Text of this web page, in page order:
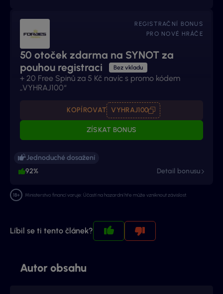
REGISTRAČNÍ BONUS
PRO NOVÉ HRÁČE
50 otoček zdarma na SYNOT za
pouhou registraci
Bez vkladu
+ 20 Free Spinů za 5 Kč navíc s promo kódem
„VYHRAJ100“
KOPÍROVAT VYHRAJ100
ZÍSKAT BONUS
Jednoduché dosažení
92%
Detail bonusu
Ministerstvo financí varuje: Účastí na hazardní hře může vzniknout závislost.
Líbil se ti tento článek?
Autor obsahu